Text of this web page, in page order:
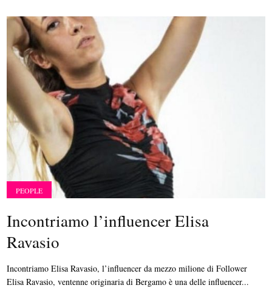
PEOPLE
Incontriamo l’influencer Elisa
Ravasio
Incontriamo Elisa Ravasio, l’influencer da mezzo milione di Follower
Elisa Ravasio, ventenne originaria di Bergamo è una delle influencer...